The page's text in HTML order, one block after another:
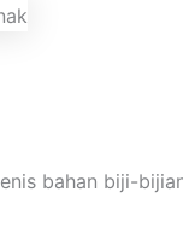
bahan biji-